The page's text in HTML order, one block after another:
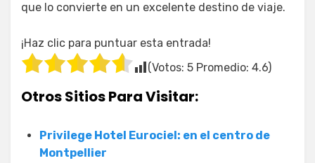
que lo convierte en un excelente destino de viaje.
¡Haz clic para puntuar esta entrada!
(Votos: 5 Promedio: 4.6)
Otros Sitios Para Visitar:
Privilege Hotel Eurociel: en el centro de
Montpellier